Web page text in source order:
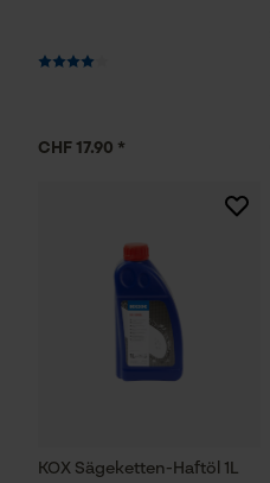
CHF 17.90 *
KOX Sägeketten-Haftöl 1L